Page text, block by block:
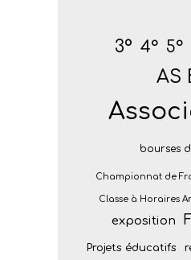
3° 4° 5°
AS
bourses
Championnat de
Classe à Horaires
exposition
Projets éducatifs